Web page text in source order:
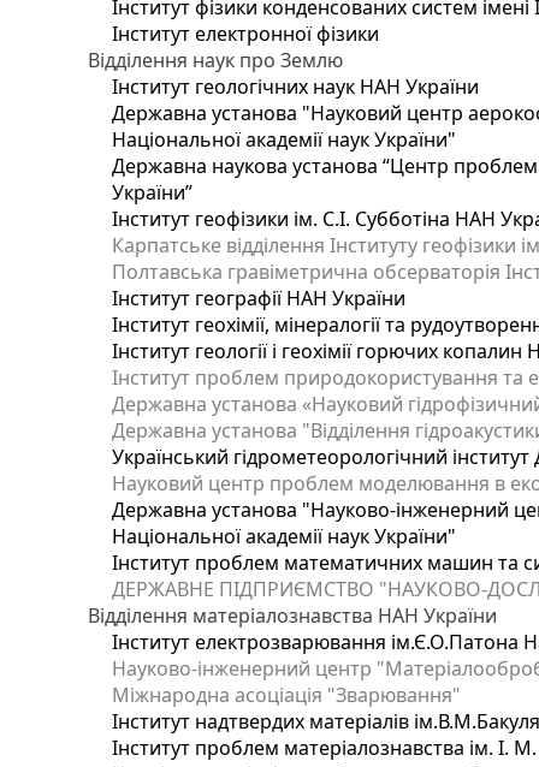
Інститут фізики конденсованих систем
Інститут електронної фізики
Відділення наук про Землю
Інститут геологічних наук НАН України
Державна установа "Науковий центр
Національної академії наук України"
Державна наукова установа “Центр проблем
України”
Інститут геофізики ім. С.І. Субботіна НАН
Карпатське відділення Інституту геофізики
Полтавська гравіметрична обсерваторія
Інститут географії НАН України
Інститут геохімії, мінералогії та
Інститут геології і геохімії горючих
Інститут проблем природокористування та
Державна установа «Науковий
Державна установа "Відділення
Український гідрометеорологічний
Науковий центр проблем моделювання в
Державна установа "Науково-інженерний
Національної академії наук України"
Інститут проблем математичних машин та
ДЕРЖАВНЕ ПІДПРИЄМСТВО "НАУКОВО-
Відділення матеріалознавства НАН України
Інститут електрозварювання ім.Є.О.Патона
Науково-інженерний центр
Міжнародна асоціація "Зварювання"
Інститут надтвердих матеріалів
Інститут проблем матеріалознавства ім. І.